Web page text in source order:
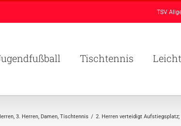
TSV
Tischtennis
3. Herren Damen Tischtennis / 2. Herren verteidigt